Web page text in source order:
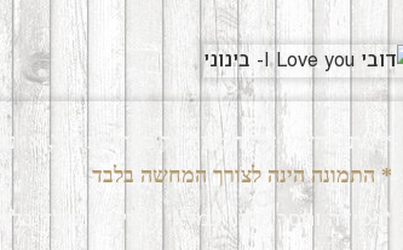
* ניתן להזמין את המוצר רק כתוספת לזר, או
* התמונה הינה לצורך המחשה בלבד
*במידה וחסר מוצר במלאי (עציץ\שוקולד\בלון